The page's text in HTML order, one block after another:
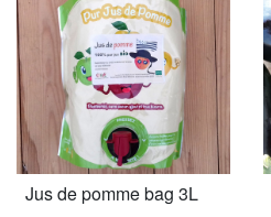
Jus de pomme bag 3L